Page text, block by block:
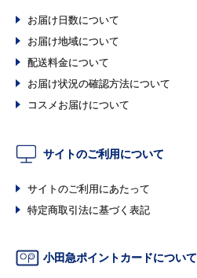
お届け日数について
お届け地域について
配送料金について
お届け状況の確認方法について
コスメお届けについて
サイトのご利用について
サイトのご利用にあたって
特定商取引法に基づく表記
小田急ポイントカードについて